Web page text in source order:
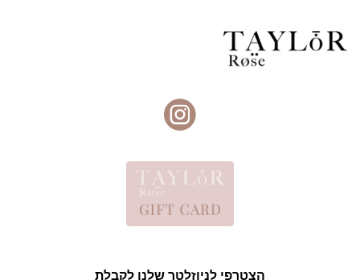
הצטרפי לניוזלטר שלנו לקבלת